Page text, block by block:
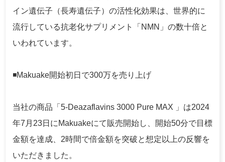
イン遺伝子（長寿遺伝子）の活性化効果は、世界的に
流行している抗老化サプリメント「NMN」の数十倍と
いわれています。
◾️Makuake開始初日で300万を売り上げ
当社の商品「5-Deazaflavins 3000 Pure MAX 」は2024
年7月23日にMakuakeにて販売開始し、開始50分で目標
金額を達成、2時間で倍金額を突破と想定以上の反響を
いただきました。